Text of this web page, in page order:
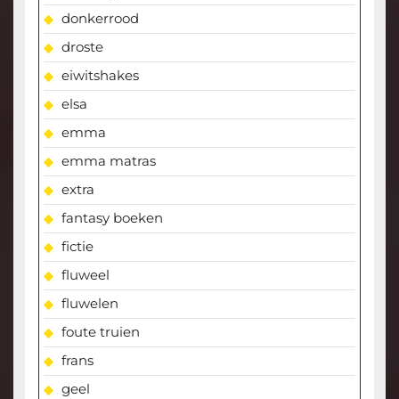
donkerrood
droste
eiwitshakes
elsa
emma
emma matras
extra
fantasy boeken
fictie
fluweel
fluwelen
foute truien
frans
geel